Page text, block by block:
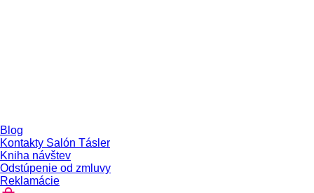
Blog
Kontakty Salón Tásler
Kniha návštev
Odstúpenie od zmluvy
Reklamácie